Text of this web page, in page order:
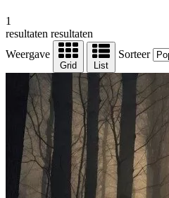
1
resultaten resultaten
Weergave
Grid List
Sorteer